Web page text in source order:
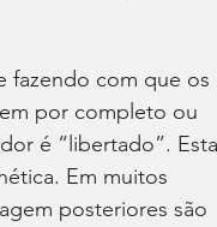
fazendo com que os
por completo ou
é “libertado”.
Em muitos
posteriores são